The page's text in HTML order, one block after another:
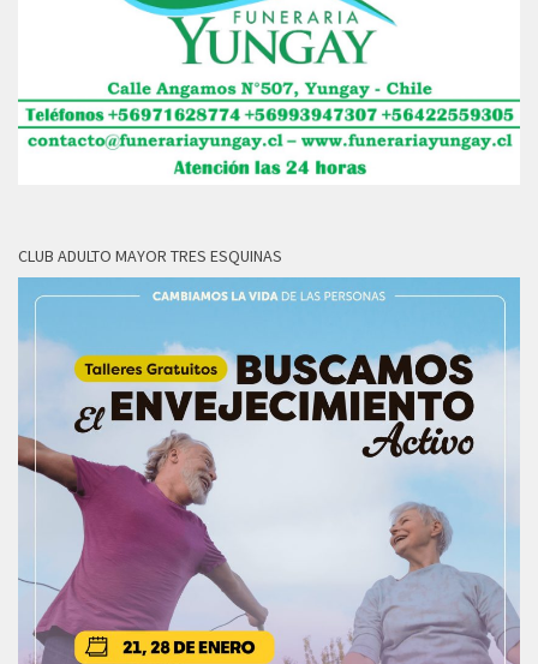
CLUB ADULTO MAYOR TRES ESQUINAS